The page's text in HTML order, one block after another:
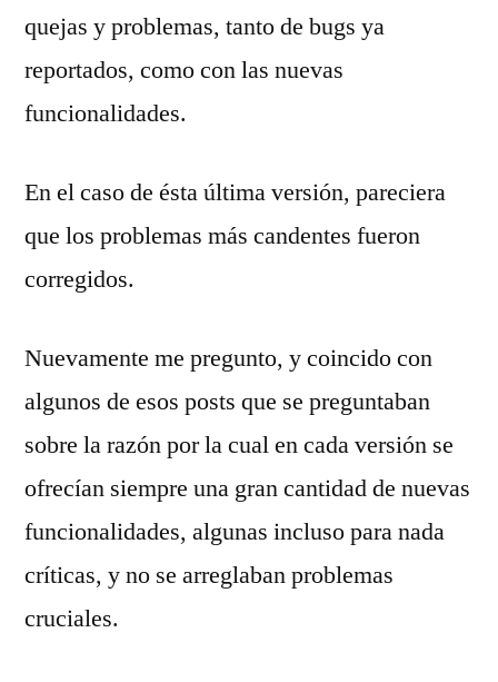
quejas y problemas, tanto de bugs ya
reportados, como con las nuevas
funcionalidades.
En el caso de ésta última versión, pareciera
que los problemas más candentes fueron
corregidos.
Nuevamente me pregunto, y coincido con
algunos de esos posts que se preguntaban
sobre la razón por la cual en cada versión se
ofrecían siempre una gran cantidad de nuevas
funcionalidades, algunas incluso para nada
críticas, y no se arreglaban problemas
cruciales.